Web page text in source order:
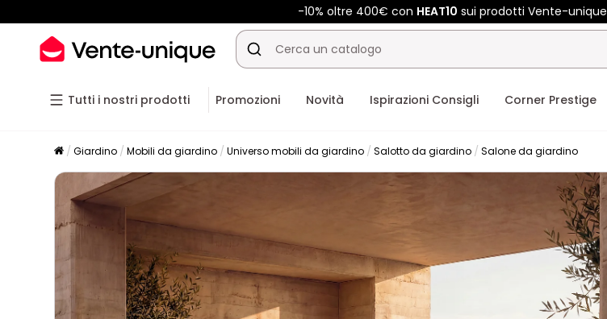
-10% oltre 400€ con HEAT10 sui prodotti Vente-unique
Tutti i nostri prodotti Promozioni Novità Ispirazioni Consigli Corner Prestige
Giardino Mobili da giardino Universo mobili da giardino Salotto da giardino Salone da giardino